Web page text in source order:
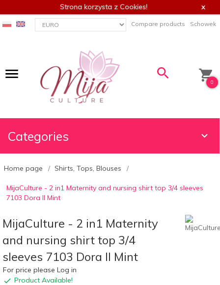
Strona korzysta z Cookies! x
currency_h Compare products Schowek
0
Categories
Home page Shirts, Tops, Blouses
MijaCulture - 2 in1 Maternity and nursing shirt top 3/4 sleeves
7103 Dora II Mint
MijaCulture - 2 in1 Maternity
and nursing shirt top 3/4
sleeves 7103 Dora II Mint
For price please Log in
Product Available!